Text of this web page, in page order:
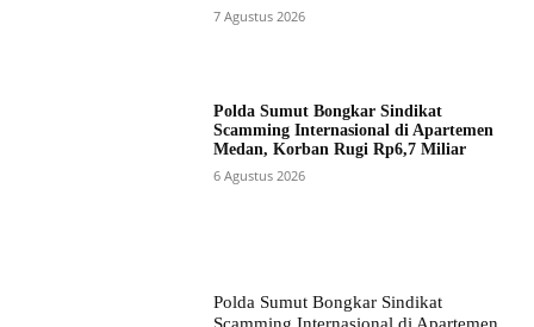
7 Agustus 2026
Polda Sumut Bongkar Sindikat
Scamming Internasional di Apartemen
Medan, Korban Rugi Rp6,7 Miliar
6 Agustus 2026
Polda Sumut Bongkar Sindikat